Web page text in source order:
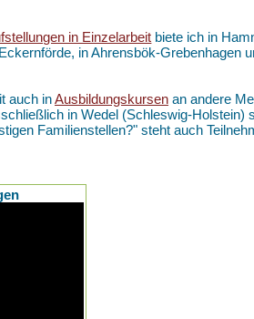
in Einzelarbeit biete ich in
in Ahrensbök-Grebenhagen
auch inAusbildungskursen an andere
in Wedel (Schleswig-Holstein)
Familienstellen?" steht auch